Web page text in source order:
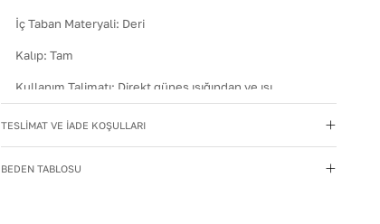
İç Taban Materyali: Deri
Kalıp:Tam
Kullanım Talimatı: Direkt güneş ışığından ve ısı
kaynaklarından uzak tutun.
Hakiki Deri
Menşei:Türkiye
TESLİMAT VE İADE KOŞULLARI
BEDEN TABLOSU